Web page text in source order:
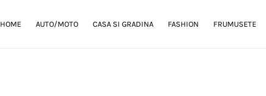
HOME AUTO/MOTO CASA SI GRADINA FASHION FRUMUSETE